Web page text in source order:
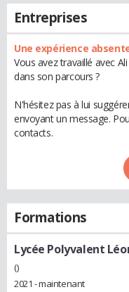
Entreprises
Une expérience
Vous avez travaillé avec
dans son parcours ?
N'hésitez pas à lui
envoyant un message.
contacts.
Formations
Lycée Polyvalent
()
2021 - maintenant